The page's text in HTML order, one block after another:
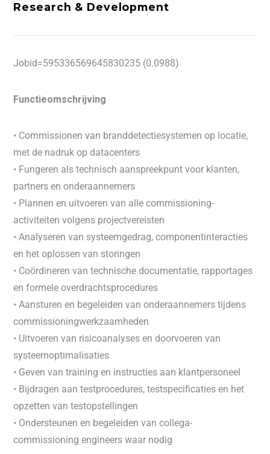
Research & Development
Jobid=595336569645830235 (0.0988)
Functieomschrijving
• Commissionen van branddetectiesystemen op locatie,
met de nadruk op datacenters
• Fungeren als technisch aanspreekpunt voor klanten,
partners en onderaannemers
• Plannen en uitvoeren van alle commissioning-
activiteiten volgens projectvereisten
• Analyseren van systeemgedrag, componentinteracties
en het oplossen van storingen
• Coördineren van technische documentatie, rapportages
en formele overdrachtsprocedures
• Aansturen en begeleiden van onderaannemers tijdens
commissioningwerkzaamheden
• Uitvoeren van risicoanalyses en doorvoeren van
systeemoptimalisaties
• Geven van training en instructies aan klantpersoneel
• Bijdragen aan testprocedures, testspecificaties en het
opzetten van testopstellingen
• Ondersteunen en begeleiden van collega-
commissioning engineers waar nodig